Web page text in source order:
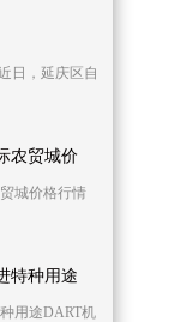
日，延庆区自
农贸城价
城价格行情
特种用途
用途DART机